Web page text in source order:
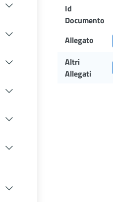
Id
Documento
Allegato
Altri
Allegati